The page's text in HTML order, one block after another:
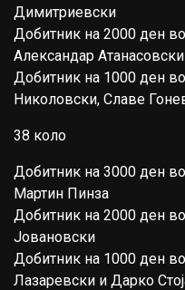
Димитриевски
Добитник на 2000 ден
Александар Атанасовски
Добитник на 1000 ден
Николовски, Славе
38 коло
Добитник на 3000 ден
Мартин Пинза
Добитник на 2000 ден
Јовановски
Добитник на 1000 ден
Лазаревски и Дарко